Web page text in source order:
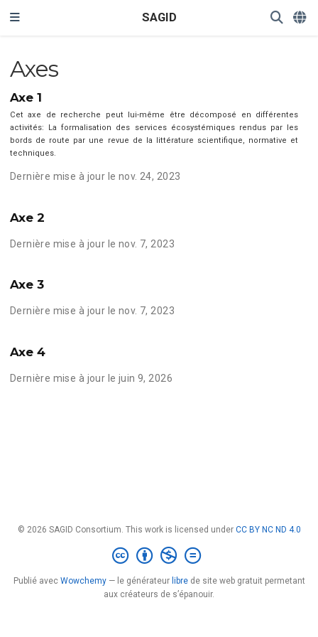
SAGID
Axes
Axe 1
Cet axe de recherche peut lui-même être décomposé en différentes
activités: La formalisation des services écosystémiques rendus par les
bords de route par une revue de la littérature scientifique, normative et
techniques.
Dernière mise à jour le nov. 24, 2023
Axe 2
Dernière mise à jour le nov. 7, 2023
Axe 3
Dernière mise à jour le nov. 7, 2023
Axe 4
Dernière mise à jour le juin 9, 2026
© 2026 SAGID Consortium. This work is licensed under CC BY NC ND 4.0
Publié avec Wowchemy— le générateur librede site web gratuit permetant
aux créateurs de s’épanouir.